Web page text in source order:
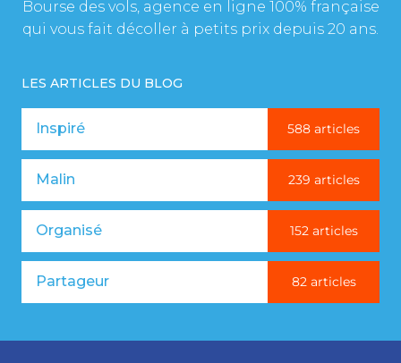
Bourse des vols, agence en ligne 100% française
qui vous fait décoller à petits prix depuis 20 ans.
LES ARTICLES DU BLOG
Inspiré 588 articles
Malin 239 articles
Organisé 152 articles
Partageur 82 articles